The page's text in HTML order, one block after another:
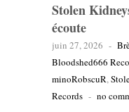
Stolen
écoute
juin 27, 2026 -
Bloodshed666
minoRobscuR,
Records - no